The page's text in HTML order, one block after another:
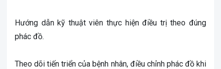
Hướng dẫn kỹ thuật viên thực hiện điều trị theo đúng
phác đồ.
Theo dõi tiến triển của bệnh nhân, điều chỉnh phác đồ khi